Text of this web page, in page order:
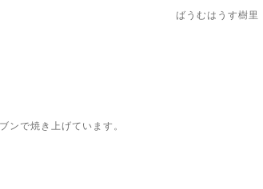
ばうむはうす樹里
ンで焼き上げています。